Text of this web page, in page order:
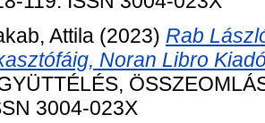
Attila (2023) Rab
Noran Libro
3004-023X